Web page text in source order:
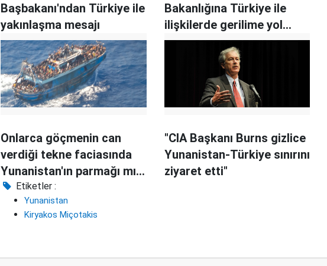
Başbakanı'ndan Türkiye ile
yakınlaşma mesajı
Bakanlığına Türkiye ile
ilişkilerde gerilime yol
açan isim atandı
Onlarca göçmenin can
verdiği tekne faciasında
Yunanistan'ın parmağı mı
var?
"CIA Başkanı Burns gizlice
Yunanistan-Türkiye sınırını
ziyaret etti"
Etiketler :
Yunanistan
Kiryakos Miçotakis